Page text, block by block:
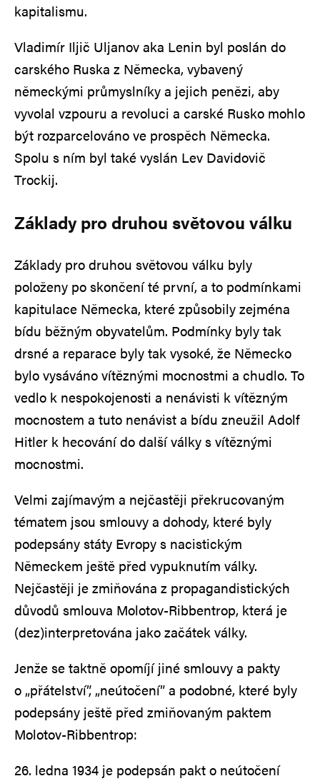
kapitalismu.
Vladimír Iljič Uljanov aka Lenin byl poslán do
carského Ruska z Německa, vybavený
německými průmyslníky a jejich penězi, aby
vyvolal vzpouru a revoluci a carské Rusko mohlo
být rozparcelováno ve prospěch Německa.
Spolu s ním byl také vyslán Lev Davidovič
Trockij.
Základy pro druhou světovou válku
Základy pro druhou světovou válku byly
položeny po skončení té první, a to podmínkami
kapitulace Německa, které způsobily zejména
bídu běžným obyvatelům. Podmínky byly tak
drsné a reparace byly tak vysoké, že Německo
bylo vysáváno vítěznými mocnostmi a chudlo. To
vedlo k nespokojenosti a nenávisti k vítězným
mocnostem a tuto nenávist a bídu zneužil Adolf
Hitler k hecování do další války s vítěznými
mocnostmi.
Velmi zajímavým a nejčastěji překrucovaným
tématem jsou smlouvy a dohody, které byly
podepsány státy Evropy s nacistickým
Německem ještě před vypuknutím války.
Nejčastěji je zmiňována z propagandistických
důvodů smlouva Molotov-Ribbentrop, která je
(dez)interpretována jako začátek války.
Jenže se taktně opomíjí jiné smlouvy a pakty
o „přátelství”, „neútočení” a podobné, které byly
podepsány ještě před zmiňovaným paktem
Molotov-Ribbentrop:
26. ledna 1934 je podepsán pakt o neútočení